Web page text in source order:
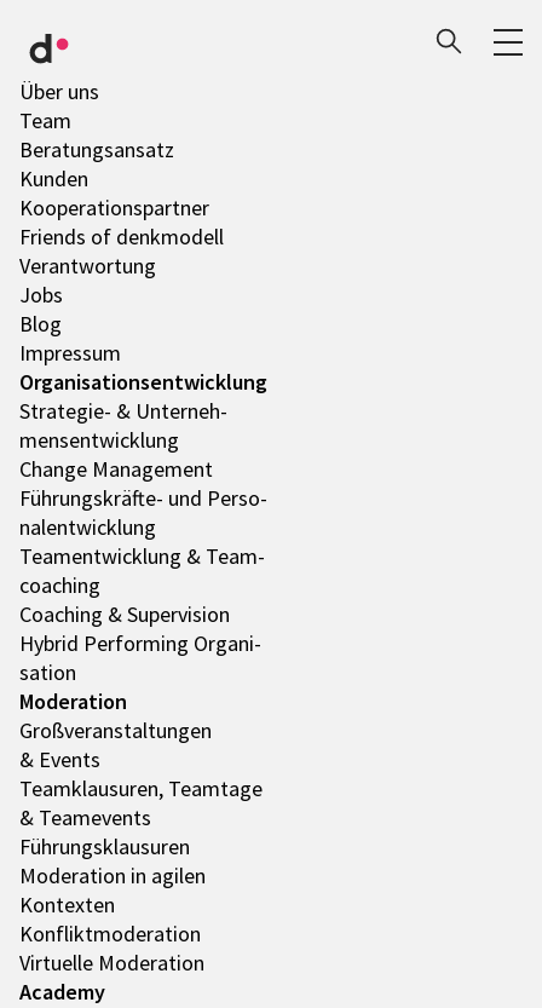
Über uns
Team
Bera­tungs­an­satz
Kunden
Koope­ra­ti­ons­part­ner
Friends of denk­mo­dell
Verant­wor­tung
Jobs
Blog
Impres­sum
Orga­ni­sa­ti­ons­ent­wick­lung
Stra­te­gie- & Unter­neh­
mens­ent­wick­lung
Change Manage­ment
Führungs­­­kräfte- und Perso­
nal­ent­wick­lung
Team­ent­wick­lung & Team­
coa­ching
Coaching & Super­vi­sion
Hybrid Performing Orga­ni­
sa­tion
Mode­ra­tion
Groß­ver­an­stal­tun­gen
& Events
Team­klau­su­ren, Team­tage
& Team­e­vents
Führungs­klau­su­ren
Mode­ra­tion in agilen
Kontex­ten
Konflikt­mo­de­ra­tion
Virtu­elle Mode­ra­tion
Academy